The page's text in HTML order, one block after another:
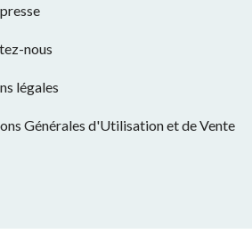
nous
légales
Générales d'Utilisation et de Vente